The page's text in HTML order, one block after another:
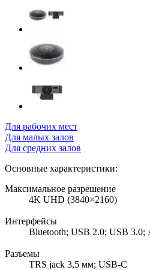
Для рабочих мест
Для малых залов
Для средних залов
Основные характеристики:
Максимальное разрешение
4K UHD (3840×2160)
Интерфейсы
Bluetooth; USB 2.0; USB 3.0;
Разъемы
TRS jack 3,5 мм; USB-C